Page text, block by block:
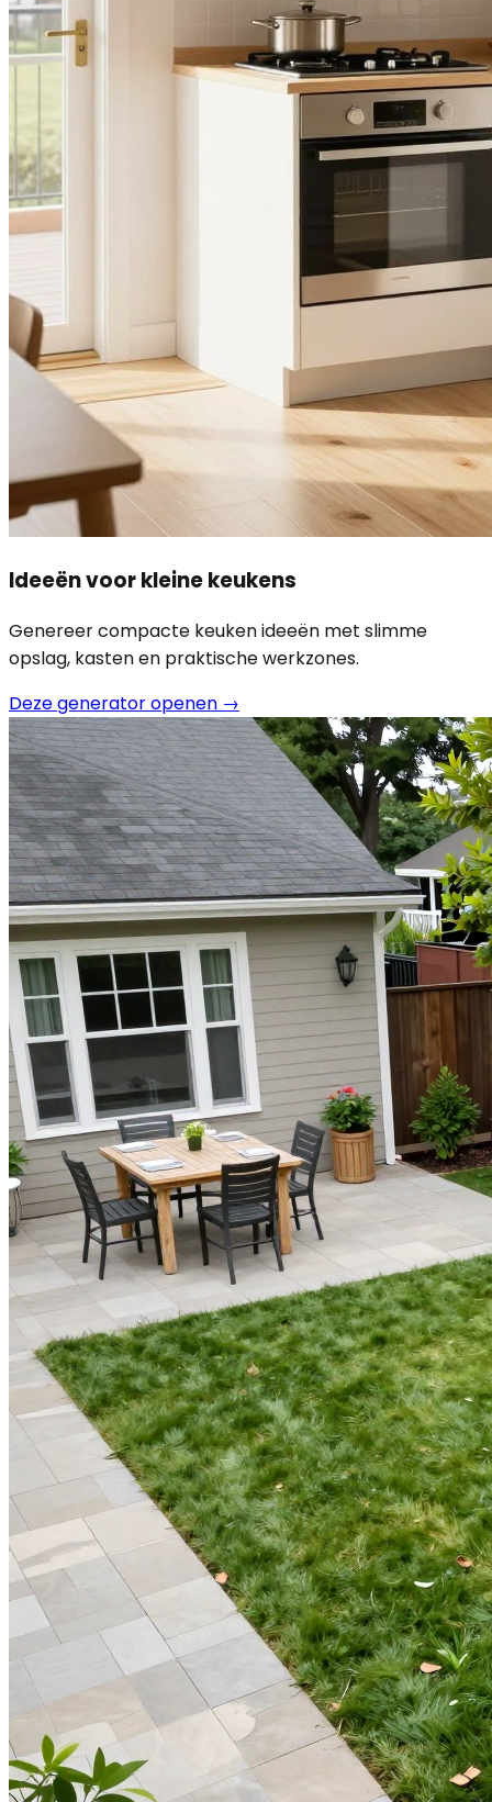
Ideeën voor kleine keukens
Genereer compacte keuken ideeën met slimme
opslag, kasten en praktische werkzones.
Deze generator openen →